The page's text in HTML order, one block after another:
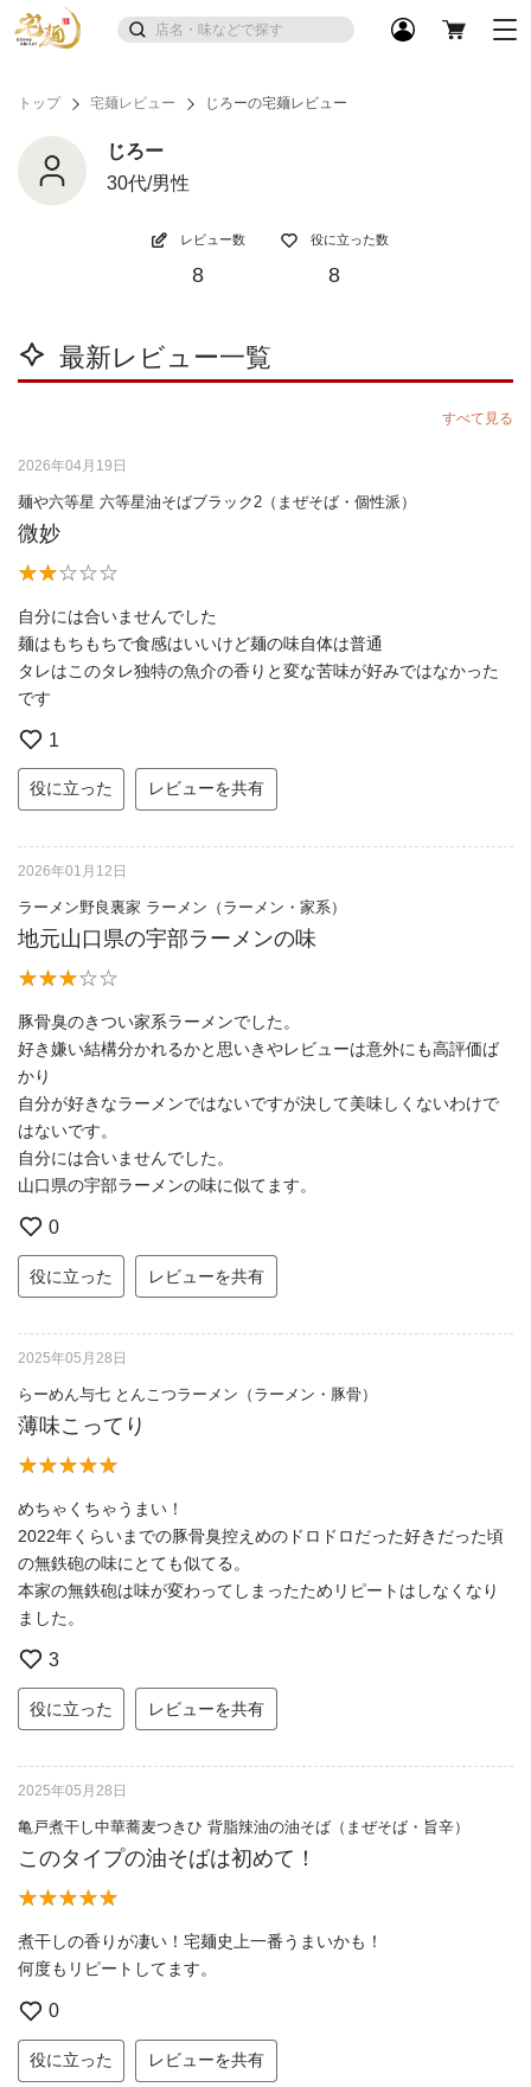
トップ 宅麺レビュー じろーの宅麺レビュー
じろー
30代/男性
レビュー数
8
役に立った数
8
最新レビュー一覧
すべて見る
2026年04月19日
麺や六等星 六等星油そばブラック2（まぜそば・個性派）
微妙
自分には合いませんでした
麺はもちもちで食感はいいけど麺の味自体は普通
タレはこのタレ独特の魚介の香りと変な苦味が好みではなかった
です
1
役に立った レビューを共有
2026年01月12日
ラーメン野良裏家 ラーメン（ラーメン・家系）
地元山口県の宇部ラーメンの味
豚骨臭のきつい家系ラーメンでした。
好き嫌い結構分かれるかと思いきやレビューは意外にも高評価ば
かり
自分が好きなラーメンではないですが決して美味しくないわけで
はないです。
自分には合いませんでした。
山口県の宇部ラーメンの味に似てます。
0
役に立った レビューを共有
2025年05月28日
らーめん与七 とんこつラーメン（ラーメン・豚骨）
薄味こってり
めちゃくちゃうまい！
2022年くらいまでの豚骨臭控えめのドロドロだった好きだった頃
の無鉄砲の味にとても似てる。
本家の無鉄砲は味が変わってしまったためリピートはしなくなり
ました。
3
役に立った レビューを共有
2025年05月28日
亀戸煮干し中華蕎麦つきひ 背脂辣油の油そば（まぜそば・旨辛）
このタイプの油そばは初めて！
煮干しの香りが凄い！宅麺史上一番うまいかも！
何度もリピートしてます。
0
役に立った レビューを共有